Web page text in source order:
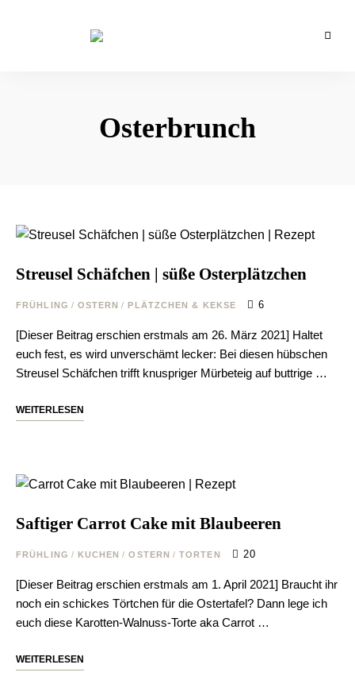
Osterbrunch
Streusel Schäfchen | süße Osterplätzchen
FRÜHLING / OSTERN / PLÄTZCHEN & KEKSE 6
[Dieser Beitrag erschien erstmals am 26. März 2021] Haltet
euch fest, es wird unverschämt lecker: Bei diesen hübschen
Streusel Schäfchen trifft knuspriger Mürbeteig auf buttrige …
WEITERLESEN
Saftiger Carrot Cake mit Blaubeeren
FRÜHLING / KUCHEN / OSTERN / TORTEN 20
[Dieser Beitrag erschien erstmals am 1. April 2021] Braucht ihr
noch ein schickes Törtchen für die Ostertafel? Dann lege ich
euch diese Karotten-Walnuss-Torte aka Carrot …
WEITERLESEN